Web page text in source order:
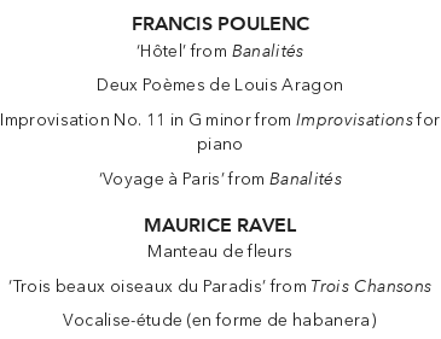
FRANCIS POULENC
‘Hôtel’ from Banalités
Deux Poèmes de Louis Aragon
Improvisation No. 11 in G minor fromImprovisationsfor
piano
‘Voyage à Paris’ fromBanalités
MAURICE RAVEL
Manteau de fleurs
‘Trois beaux oiseaux du Paradis’ fromTrois Chansons
Vocalise-étude (en forme de habanera)